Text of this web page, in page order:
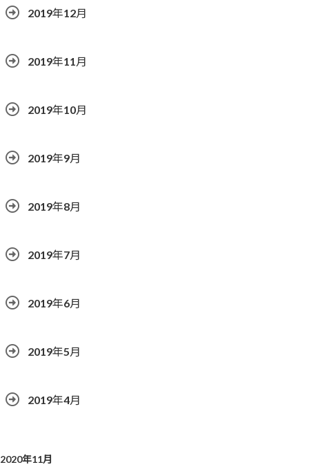
2019年12月
2019年11月
2019年10月
2019年9月
2019年8月
2019年7月
2019年6月
2019年5月
2019年4月
2020年11月